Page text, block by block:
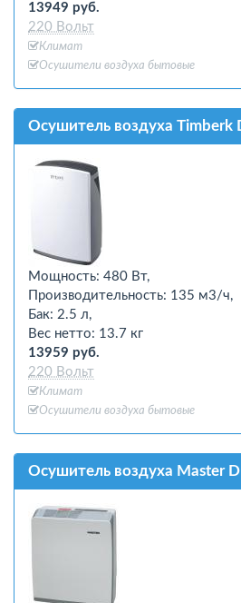
13949 руб.
220 Вольт
Климат
Осушители воздуха бытовые
Осушитель воздуха Timberk
Мощность: 480 Вт,
Производительность: 135 м3/ч,
Бак: 2.5 л,
Вес нетто: 13.7 кг
13959 руб.
220 Вольт
Климат
Осушители воздуха бытовые
Осушитель воздуха Master